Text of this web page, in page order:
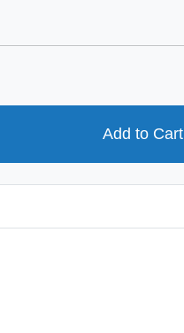
Add to Cart